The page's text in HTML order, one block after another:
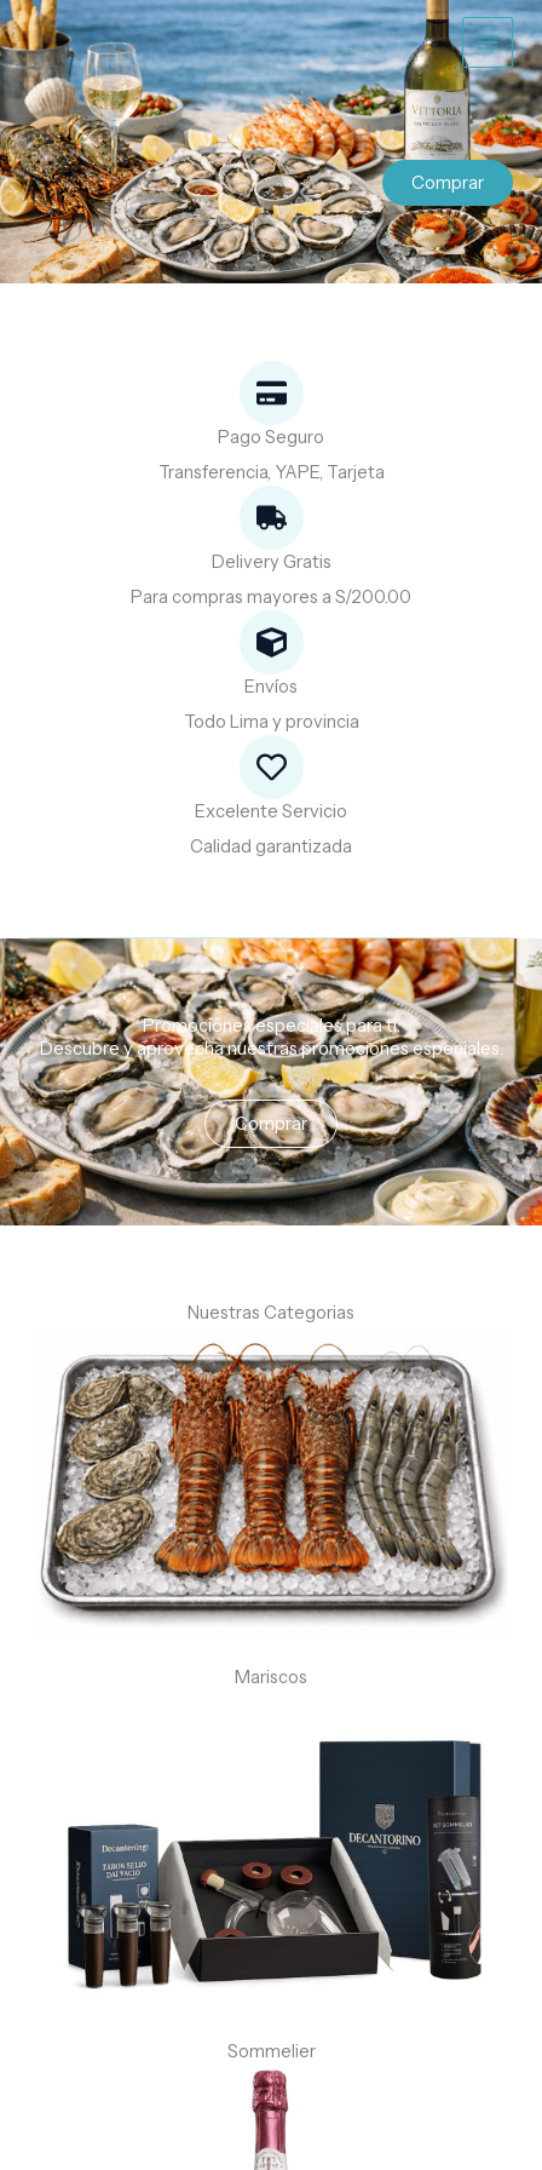
al
contenido
Comprar
Pago Seguro
Transferencia, YAPE, Tarjeta
Delivery Gratis
Para compras mayores a S/200.00
Envíos
Todo Lima y provincia
Excelente Servicio
Calidad garantizada
Promociones especiales para ti.
Descubreyaprovechanuestraspromocionesespeciales.
Comprar
Nuestras Categorias
Mariscos
Sommelier